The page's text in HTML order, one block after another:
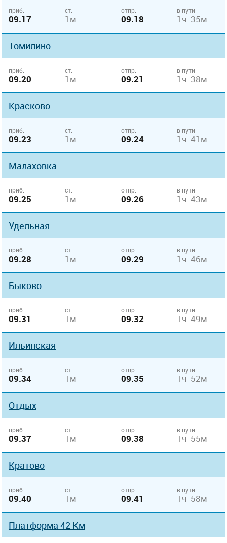
приб.
09.17
ст.
1м
отпр.
09.18
в пути
1ч 35м
Томилино
приб.
09.20
ст.
1м
отпр.
09.21
в пути
1ч 38м
Красково
приб.
09.23
ст.
1м
отпр.
09.24
в пути
1ч 41м
Малаховка
приб.
09.25
ст.
1м
отпр.
09.26
в пути
1ч 43м
Удельная
приб.
09.28
ст.
1м
отпр.
09.29
в пути
1ч 46м
Быково
приб.
09.31
ст.
1м
отпр.
09.32
в пути
1ч 49м
Ильинская
приб.
09.34
ст.
1м
отпр.
09.35
в пути
1ч 52м
Отдых
приб.
09.37
ст.
1м
отпр.
09.38
в пути
1ч 55м
Кратово
приб.
09.40
ст.
1м
отпр.
09.41
в пути
1ч 58м
Платформа 42 Км